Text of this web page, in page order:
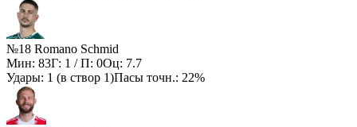
№18 Romano Schmid
Мин: 83Г: 1 / П: 0Оц: 7.7
Удары: 1 (в створ 1)Пасы точн.: 22%